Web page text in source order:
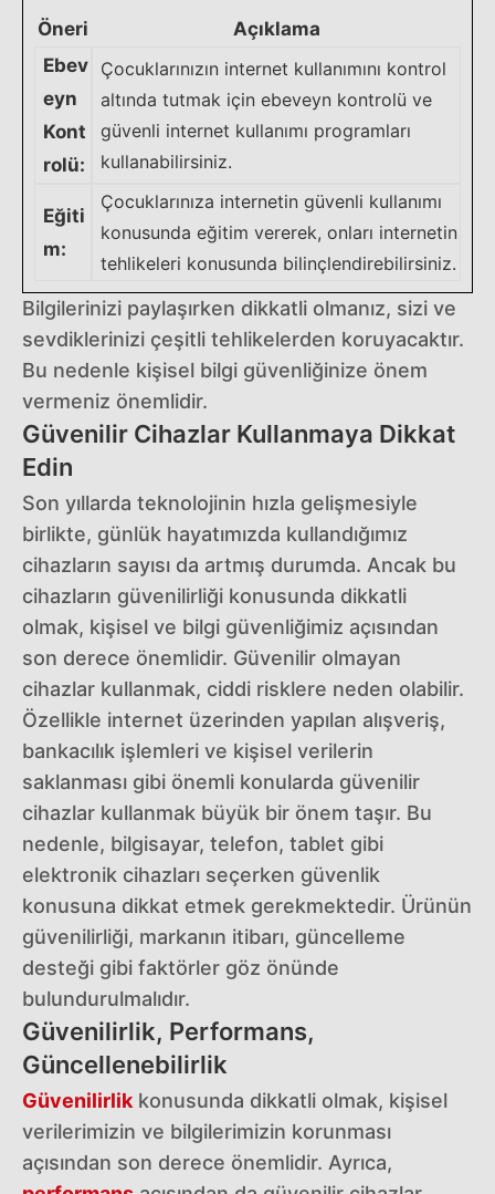
Öneri
Açıklama
Ebev
eyn
Kont
rolü:
Çocuklarınızın internet kullanımını kontrol
altında tutmak için ebeveyn kontrolü ve
güvenli internet kullanımı programları
kullanabilirsiniz.
Eğiti
m:
Çocuklarınıza internetin güvenli kullanımı
konusunda eğitim vererek, onları internetin
tehlikeleri konusunda bilinçlendirebilirsiniz.
Bilgilerinizi paylaşırken dikkatli olmanız, sizi ve
sevdiklerinizi çeşitli tehlikelerden koruyacaktır.
Bu nedenle kişisel bilgi güvenliğinize önem
vermeniz önemlidir.
Güvenilir Cihazlar Kullanmaya Dikkat
Edin
Son yıllarda teknolojinin hızla gelişmesiyle
birlikte, günlük hayatımızda kullandığımız
cihazların sayısı da artmış durumda. Ancak bu
cihazların güvenilirliği konusunda dikkatli
olmak, kişisel ve bilgi güvenliğimiz açısından
son derece önemlidir. Güvenilir olmayan
cihazlar kullanmak, ciddi risklere neden olabilir.
Özellikle internet üzerinden yapılan alışveriş,
bankacılık işlemleri ve kişisel verilerin
saklanması gibi önemli konularda güvenilir
cihazlar kullanmak büyük bir önem taşır. Bu
nedenle, bilgisayar, telefon, tablet gibi
elektronik cihazları seçerken güvenlik
konusuna dikkat etmek gerekmektedir. Ürünün
güvenilirliği, markanın itibarı, güncelleme
desteği gibi faktörler göz önünde
bulundurulmalıdır.
Güvenilirlik, Performans,
Güncellenebilirlik
Güvenilirlik konusunda dikkatli olmak, kişisel
verilerimizin ve bilgilerimizin korunması
açısından son derece önemlidir. Ayrıca,